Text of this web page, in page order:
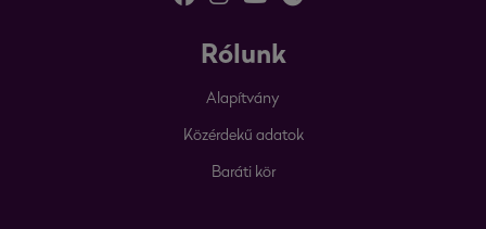
Rólunk
Alapítvány
Közérdekű adatok
Baráti kör